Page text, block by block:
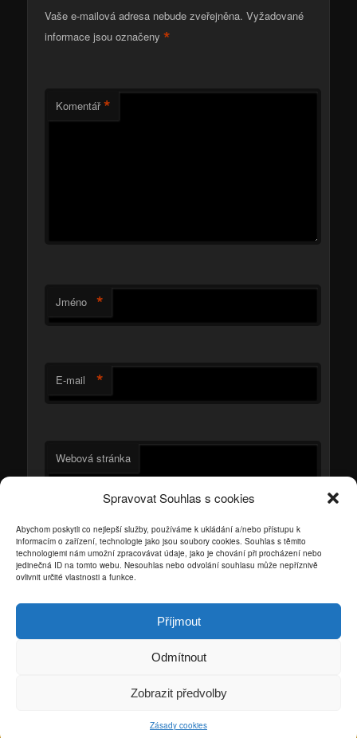
Spravovat Souhlas s cookies
Abychom poskytli co nejlepší služby, používáme k ukládání a/nebo přístupu k
informacím o zařízení, technologie jako jsou soubory cookies. Souhlas s těmito
technologiemi nám umožní zpracovávat údaje, jako je chování při procházení nebo
jedinečná ID na tomto webu. Nesouhlas nebo odvolání souhlasu může nepříznivě
ovlivnit určité vlastnosti a funkce.
Příjmout
Odmítnout
Zobrazit předvolby
Zásady cookies
Vaše e-mailová adresa nebude zveřejněna. Vyžadované
informace jsou označeny*
Komentář *
Jméno *
E-mail *
Webová stránka
Uložit do prohlížeče jméno, e-mail a webovou stránku
Vložte správnou číslovku do rovnice.*
+dva=
Používáme WordPress (v češtině).